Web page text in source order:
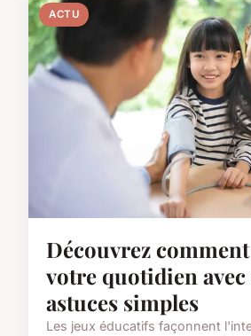
ACTU
Découvrez
votre quotidien avec
astuces simples
Les jeux éducatifs façonnent